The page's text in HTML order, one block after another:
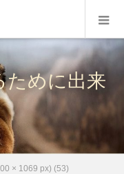
ために出来
× 1069 px) (53)